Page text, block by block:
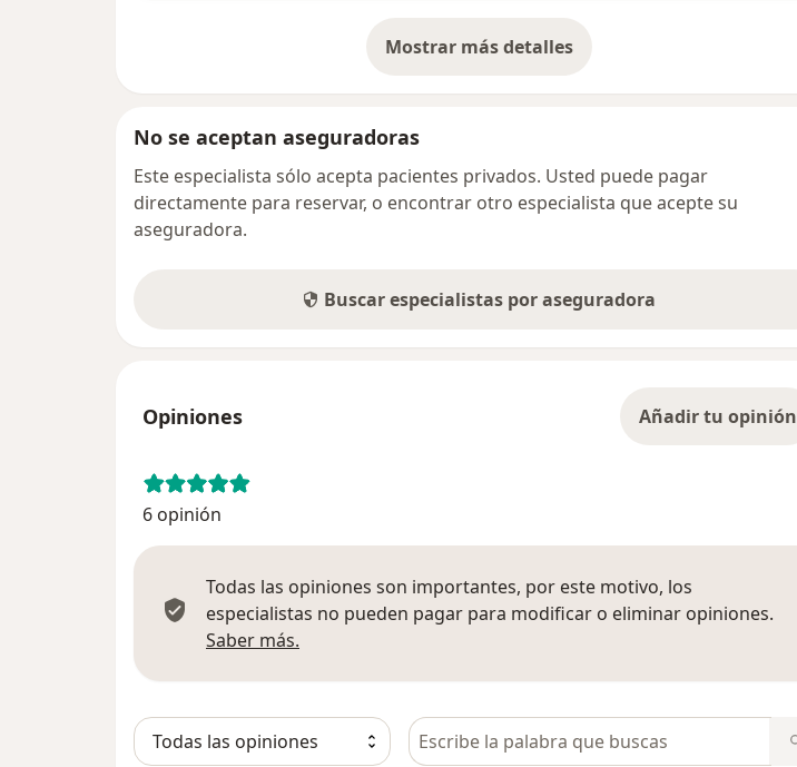
Mostrar más detalles
sobre la dirección
No se aceptan aseguradoras
Este especialista sólo acepta pacientes privados. Usted puede pagar
directamente para reservar, o encontrar otro especialista que acepte su
aseguradora.
Buscar especialistas por aseguradora
Opiniones Añadir tu opinión
6 opinión
Todas las opiniones son importantes, por este motivo, los
especialistas no pueden pagar para modificar o eliminar opiniones.
Saber más.
Busca en opiniones